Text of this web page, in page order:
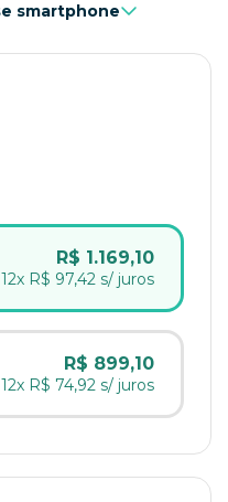
smartphone
R$ 1.169,10
R$ 97,42 s/ juros
R$ 899,10
R$ 74,92 s/ juros